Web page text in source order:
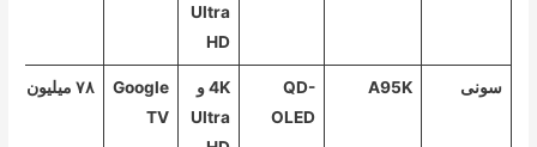
Ultra
HD
سونی A95K
QD-
OLED
4K و
Ultra
Google
TV
۷۸ میلیون تومان